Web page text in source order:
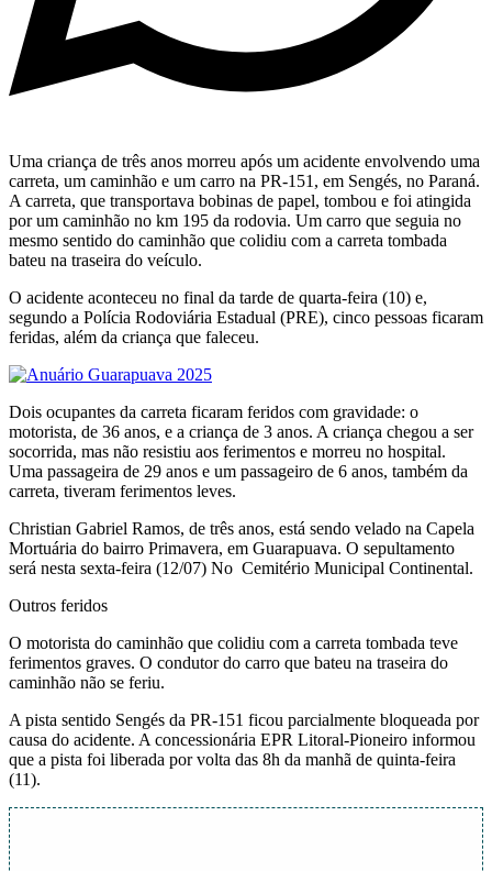
Uma criança de três anos morreu após um acidente envolvendo uma
carreta, um caminhão e um carro na PR-151, em Sengés, no Paraná.
A carreta, que transportava bobinas de papel, tombou e foi atingida
por um caminhão no km 195 da rodovia. Um carro que seguia no
mesmo sentido do caminhão que colidiu com a carreta tombada
bateu na traseira do veículo.
O acidente aconteceu no final da tarde de quarta-feira (10) e,
segundo a Polícia Rodoviária Estadual (PRE), cinco pessoas ficaram
feridas, além da criança que faleceu.
Dois ocupantes da carreta ficaram feridos com gravidade: o
motorista, de 36 anos, e a criança de 3 anos. A criança chegou a ser
socorrida, mas não resistiu aos ferimentos e morreu no hospital.
Uma passageira de 29 anos e um passageiro de 6 anos, também da
carreta, tiveram ferimentos leves.
Christian Gabriel Ramos, de três anos, está sendo velado na Capela
Mortuária do bairro Primavera, em Guarapuava. O sepultamento
será nesta sexta-feira (12/07) No Cemitério Municipal Continental.
Outros feridos
O motorista do caminhão que colidiu com a carreta tombada teve
ferimentos graves. O condutor do carro que bateu na traseira do
caminhão não se feriu.
A pista sentido Sengés da PR-151 ficou parcialmente bloqueada por
causa do acidente. A concessionária EPR Litoral-Pioneiro informou
que a pista foi liberada por volta das 8h da manhã de quinta-feira
(11).